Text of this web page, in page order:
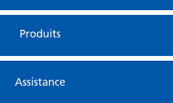
Produits
Assistance